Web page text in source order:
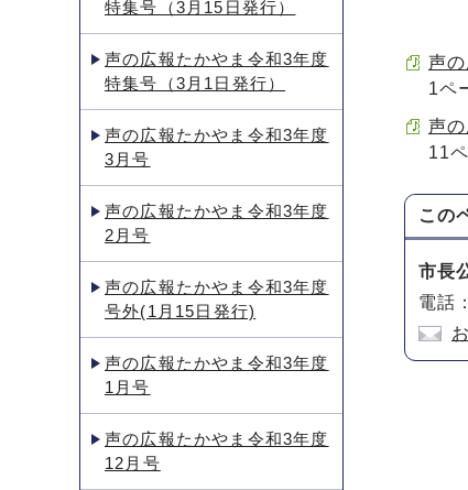
声
1ペ
声
11
この
市長
電話
特集号（3月15日発行）
声の広報たかやま令和3年度
特集号（3月1日発行）
声の広報たかやま令和3年度
3月号
声の広報たかやま令和3年度
2月号
声の広報たかやま令和3年度
号外(1月15日発行)
声の広報たかやま令和3年度
1月号
声の広報たかやま令和3年度
12月号